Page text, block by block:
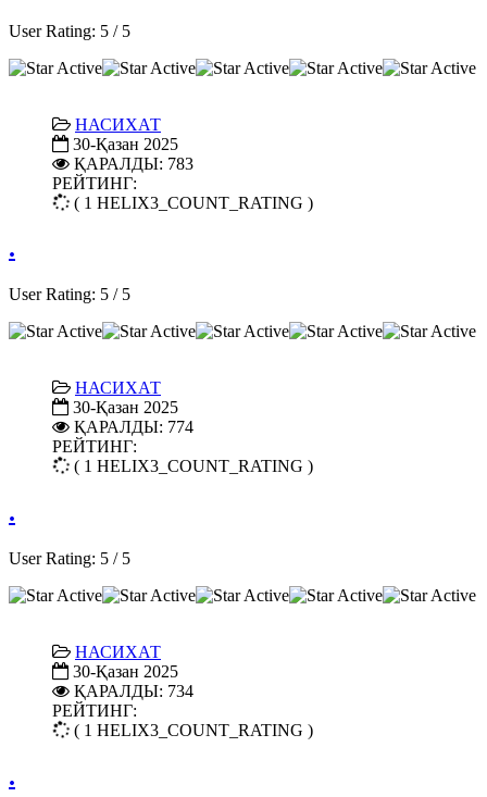
User Rating: 5 / 5
НАСИХАТ
30-Қазан 2025
ҚАРАЛДЫ: 783
РЕЙТИНГ:
( 1 HELIX3_COUNT_RATING )
.
User Rating: 5 / 5
НАСИХАТ
30-Қазан 2025
ҚАРАЛДЫ: 774
РЕЙТИНГ:
( 1 HELIX3_COUNT_RATING )
.
User Rating: 5 / 5
НАСИХАТ
30-Қазан 2025
ҚАРАЛДЫ: 734
РЕЙТИНГ:
( 1 HELIX3_COUNT_RATING )
.